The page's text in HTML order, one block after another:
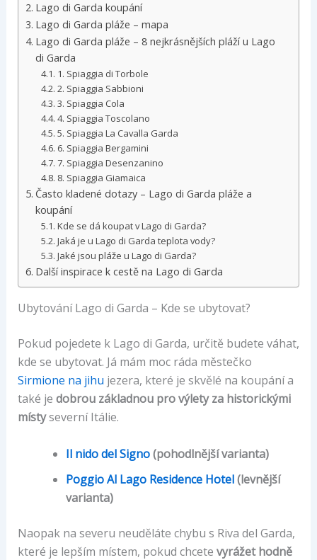
Lago di Garda koupání
Lago di Garda pláže – mapa
Lago di Garda pláže – 8 nejkrásnějších pláží u Lago
di Garda
1. Spiaggia di Torbole
2. Spiaggia Sabbioni
3. Spiaggia Cola
4. Spiaggia Toscolano
5. Spiaggia La Cavalla Garda
6. Spiaggia Bergamini
7. Spiaggia Desenzanino
8. Spiaggia Giamaica
Často kladené dotazy – Lago di Garda pláže a
koupání
Kde se dá koupat v Lago di Garda?
Jaká je u Lago di Garda teplota vody?
Jaké jsou pláže u Lago di Garda?
Další inspirace k cestě na Lago di Garda
Ubytování Lago di Garda – Kde se ubytovat?
Pokud pojedete k Lago di Garda, určitě budete váhat,
kde se ubytovat. Já mám moc ráda městečko
Sirmione na jihu jezera, které je skvělé na koupání a
také je dobrou základnou pro výlety za historickými
místyseverní Itálie.
Il nido del Signo(pohodlnější varianta)
Poggio Al Lago Residence Hotel(levnější
varianta)
Naopak na severu neuděláte chybu s Riva del Garda,
které je lepším místem, pokud chcete vyrážet hodně